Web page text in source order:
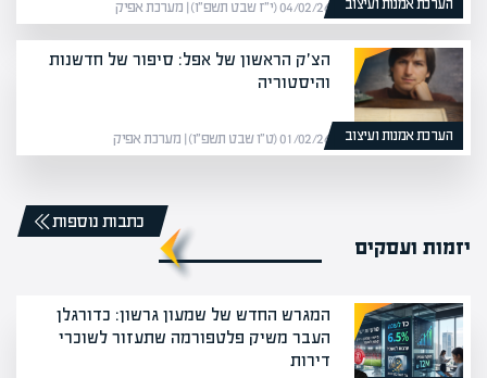
הערכת אמנות ועיצוב 04/02/26 (י״ז שבט תשפ״ו) | מערכת אפיק
הערכת אמנות ועיצוב
הצ׳ק הראשון של אפל: סיפור של חדשנות
והיסטוריה
01/02/26 (ט״ו שבט תשפ״ו) | מערכת אפיק
יזמות ועסקים
כתבות נוספות
המגרש החדש של שמעון גרשון: כדורגלן
העבר משיק פלטפורמה שתעזור לשוכרי
דירות